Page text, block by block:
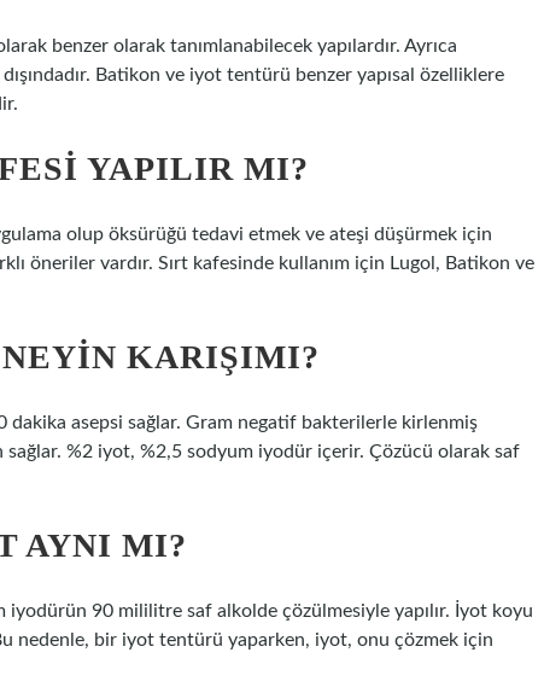
benzer olarak tanımlanabilecek yapılardır. Ayrıca
Batikon ve iyot tentürü benzer yapısal özelliklere
YAPILIR MI?
olup öksürüğü tedavi etmek ve ateşi düşürmek için
öneriler vardır. Sırt kafesinde kullanım için Lugol, Batikon ve
KARIŞIMI?
asepsi sağlar. Gram negatif bakterilerle kirlenmiş
sağlar. %2 iyot, %2,5 sodyum iyodür içerir. Çözücü olarak saf
AYNI MI?
90 mililitre saf alkolde çözülmesiyle yapılır. İyot koyu
nedenle, bir iyot tentürü yaparken, iyot, onu çözmek için